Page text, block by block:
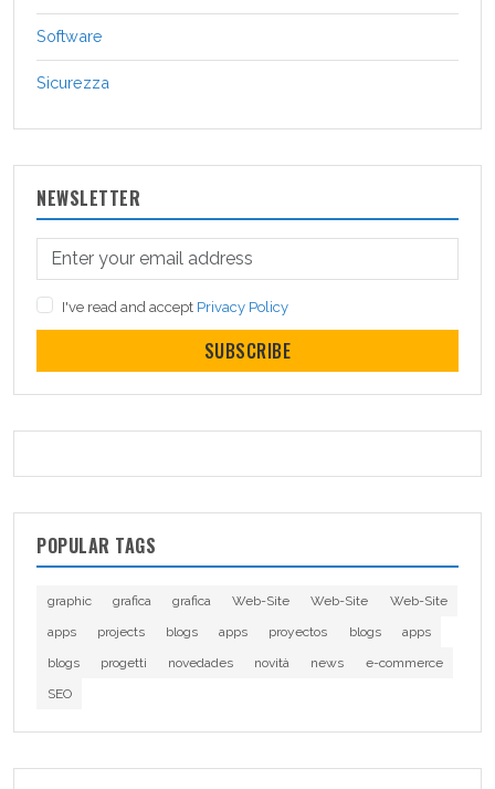
Software
Sicurezza
NEWSLETTER
I've read and accept Privacy Policy
SUBSCRIBE
POPULAR TAGS
graphic grafica grafica Web-Site Web-Site
Web-Site
apps
projects blogs apps proyectos blogs
apps
blogs
progetti novedades novità news
e-commerce
SEO